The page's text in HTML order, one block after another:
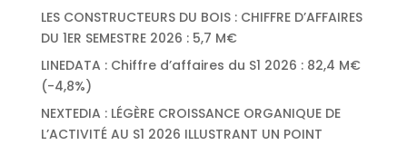
LES CONSTRUCTEURS DU BOIS : CHIFFRE D’AFFAIRES
DU 1ER SEMESTRE 2026 : 5,7 M€
LINEDATA : Chiffre d’affaires du S1 2026 : 82,4 M€
(-4,8%)
NEXTEDIA : LÉGÈRE CROISSANCE ORGANIQUE DE
L’ACTIVITÉ AU S1 2026 ILLUSTRANT UN POINT